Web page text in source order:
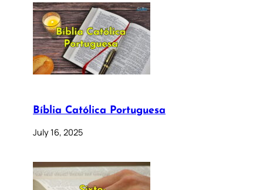
Bíblia Católica Portuguesa
July 16, 2025